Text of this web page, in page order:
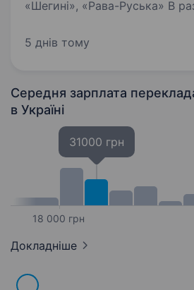
«Шегині», «Рава-Руська» В
відстрочка від мобілізації Місце служби: м.
5 днів тому
Середня зарплата
в Україні
18 000 грн
31000 грн
Докладніше